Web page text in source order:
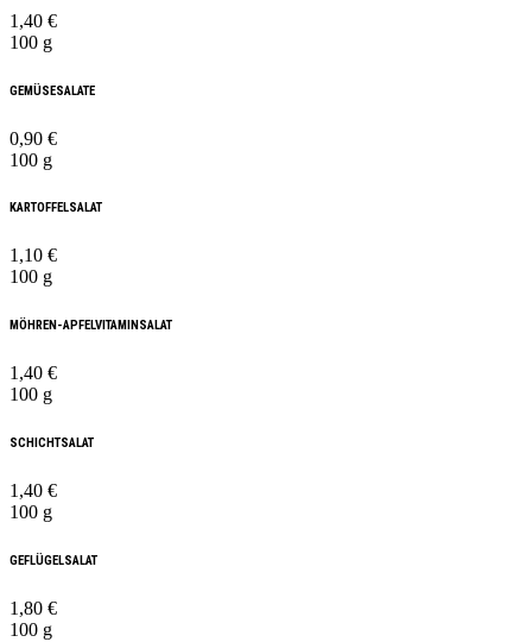
1,40 €
100 g
GEMÜSESALATE
0,90 €
100 g
KARTOFFELSALAT
1,10 €
100 g
MÖHREN-APFELVITAMINSALAT
1,40 €
100 g
SCHICHTSALAT
1,40 €
100 g
GEFLÜGELSALAT
1,80 €
100 g